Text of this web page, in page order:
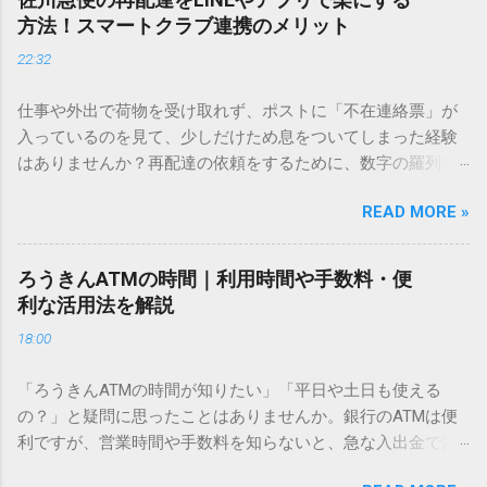
ません。 そこで今回は、IMEパッドを使わずに、特定のコー
ドを打ち込むだけで一瞬で旧字や外字、特殊記号を呼び出す
「文字コード入力」のテクニックを詳しく解説します。 この
必要はありません。 1. なぜ「変換」しても旧字・外字が出て
こないのか？ そもそも、なぜ普通の変換で出てこない漢字が
あるのでしょうか。その理由は、パソコンが文字を認識する
は、JIS規格（日本産業規格）によって「第1水準」「第2水
準」といった形で整理されています。しかし、人名や地名に
使われる非常に古い漢字（旧字）や、特定の組織だけで作ら
れた「外字」は、この一般的な変換リストに含まれていない
ン上のすべての文字には、いわば「住所」のような番号が割
り振られています。変換候補に出ない文字でも、この住所
（コード）を直接指定すれば、確実に呼び出すことができる
のです。 2. Windows標準機能！文字コードで漢字を出す「16
方法！スマートクラブ連携のメリット
22:32
仕事や外出で荷物を受け取れず、ポストに「不在連絡票」が
入っているのを見て、少しだけため息をついてしまった経験
はありませんか？再配達の依頼をするために、数字の羅列を
ことに申し訳なさを感じたりすることもあるかもしれませ
ん。 「もっとスムーズに、自分のタイミングで受け取りた
い」 「わざわざ電話をかけずに、スマホ一つで完結させた
い」 そんな願いを叶えてくれるのが、佐川急便の会員制サー
ビス「スマートクラブ」と、LINEや公式アプリの連携です。
これらを活用するだけで、再配達のストレスは驚くほど軽く
受け取り術と、連携による具体的なメリットを徹底解説しま
す。 佐川急便の再配達が劇的に変わる「スマートクラブ」と
は？ まず押さえておきたいのが、佐川急便の個人向け無料会
READ MORE »
ろうきんATMの時間｜利用時間や手数料・便
利な活用法を解説
18:00
「ろうきんATMの時間が知りたい」「平日や土日も使える
の？」と疑問に思ったことはありませんか。銀行のATMは便
利ですが、営業時間や手数料を知らないと、急な入出金で困